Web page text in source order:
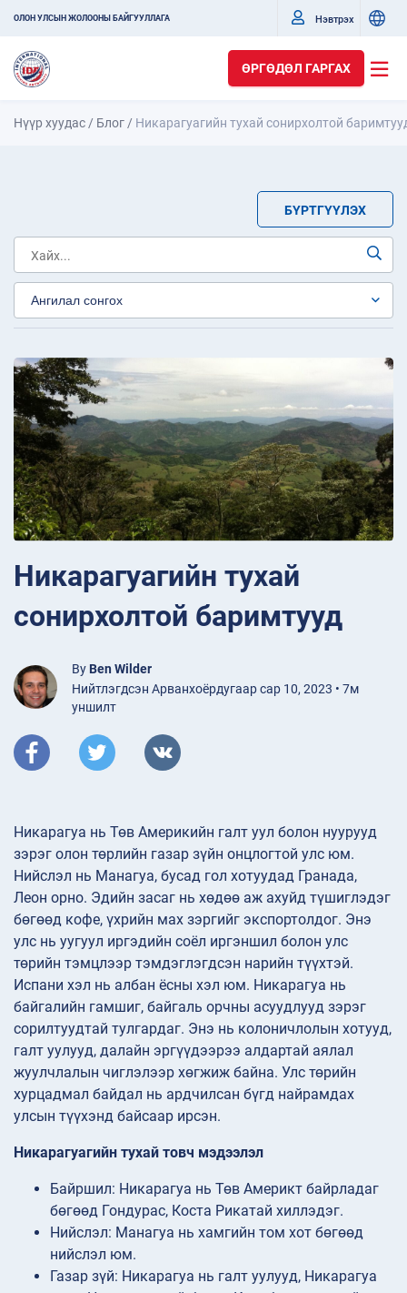
ОЛОН УЛСЫН ЖОЛООНЫ БАЙГУУЛЛАГА Нэвтрэх
ӨРГӨДӨЛ ГАРГАХ
Нүүр хуудас / Блог / Никарагуагийн тухай сонирхолтой
БҮРТГҮҮЛЭХ
Никарагуагийн тухай
сонирхолтой баримтууд
By Ben Wilder
Нийтлэгдсэн Арванхоёрдугаар сар 10, 2023 • 7м
уншилт
Никарагуа нь Төв Америкийн галт уул болон нуурууд
зэрэг олон төрлийн газар зүйн онцлогтой улс юм.
Нийслэл нь Манагуа, бусад гол хотуудад Гранада,
Леон орно. Эдийн засаг нь хөдөө аж ахуйд түшиглэдэг
бөгөөд кофе, үхрийн мах зэргийг экспортолдог. Энэ
улс нь уугуул иргэдийн соёл иргэншил болон улс
төрийн тэмцлээр тэмдэглэгдсэн нарийн түүхтэй.
Испани хэл нь албан ёсны хэл юм. Никарагуа нь
байгалийн гамшиг, байгаль орчны асуудлууд зэрэг
сорилтуудтай тулгардаг. Энэ нь колоничлолын хотууд,
галт уулууд, далайн эргүүдээрээ алдартай аялал
жуулчлалын чиглэлээр хөгжиж байна. Улс төрийн
хурцадмал байдал нь ардчилсан бүгд найрамдах
улсын түүхэнд байсаар ирсэн.
Никарагуагийн тухай товч мэдээлэл
Байршил: Никарагуа нь Төв Америкт байрладаг
бөгөөд Гондурас, Коста Рикатай хиллэдэг.
Нийслэл: Манагуа нь хамгийн том хот бөгөөд
нийслэл юм.
Газар зүй: Никарагуа нь галт уулууд, Никарагуа